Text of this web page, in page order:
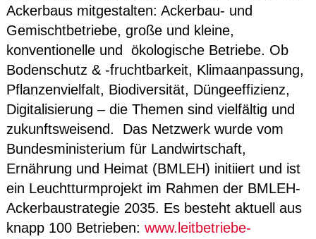
Ackerbaus mitgestalten: Ackerbau- und
Gemischtbetriebe, große und kleine,
konventionelle und ökologische Betriebe. Ob
Bodenschutz & -fruchtbarkeit, Klimaanpassung,
Pflanzenvielfalt, Biodiversität, Düngeeffizienz,
Digitalisierung – die Themen sind vielfältig und
zukunftsweisend. Das Netzwerk wurde vom
Bundesministerium für Landwirtschaft,
Ernährung und Heimat (BMLEH) initiiert und ist
ein Leuchtturmprojekt im Rahmen der BMLEH-
Ackerbaustrategie 2035. Es besteht aktuell aus
knapp 100 Betrieben: www.leitbetriebe-